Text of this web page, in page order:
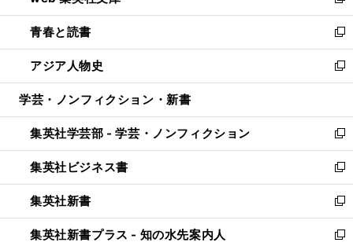
ウ
で
開
く
ン
ド
ウ
で
開
ウ
ィ
ン
ド
ウ
開
く
し
い
ウ
ィ
ン
ウ
で
開
く
青春と読書
新
し
い
ウ
ン
ド
ウ
で
開
く
アジア人物史
新
し
ウ
ィ
ン
ド
ウ
で
開
く
学芸・ノンフィクション・新書
集英社学芸部 - 学芸・ノンフィクション
新
し
い
ウ
ィ
ン
ド
集英社ビジネス書
新
し
い
ウ
ィ
集英社新書
新
し
い
集英社新書プラス - 知の水先案内人
新